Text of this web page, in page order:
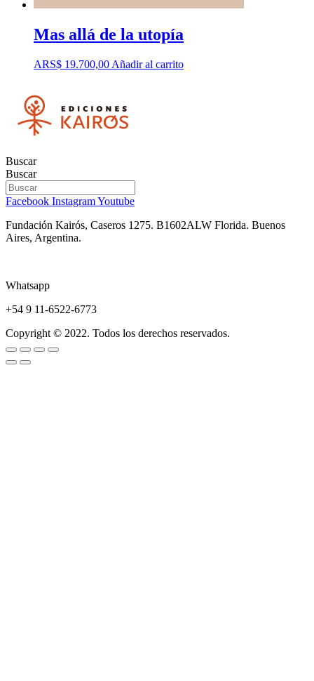
Mas allá de la utopía
ARS$ 19.700,00 Añadir al carrito
Buscar
Buscar
Facebook InstagramYoutube
Fundación Kairós, Caseros 1275. B1602ALW Florida. Buenos
Aires, Argentina.
Whatsapp
+54 9 11-6522-6773
Copyright © 2022. Todos los derechos reservados.